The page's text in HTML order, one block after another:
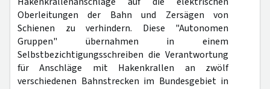
Oberleitungen der Bahn und Zersägen von
Schienen zu verhindern. Diese "Autonomen
Gruppen" übernahmen in einem
Selbstbezichtigungsschreiben die Verantwortung
für Anschläge mit Hakenkrallen an zwölf
verschiedenen Bahnstrecken im Bundesgebiet in